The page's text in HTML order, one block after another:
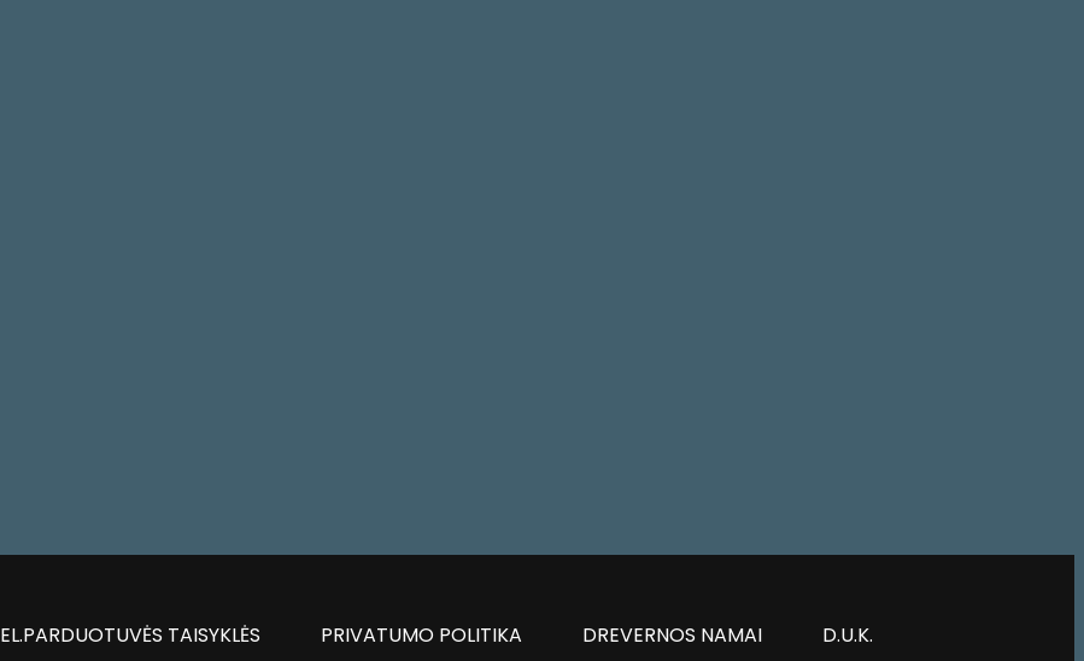
EL.PARDUOTUVĖS TAISYKLĖS PRIVATUMO POLITIKA DREVERNOS NAMAI D.U.K.